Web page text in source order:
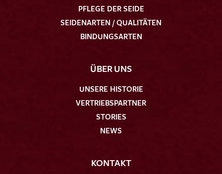
PFLEGE DER SEIDE
SEIDENARTEN / QUALITÄTEN
BINDUNGSARTEN
ÜBER UNS
UNSERE HISTORIE
VERTRIEBSPARTNER
STORIES
NEWS
KONTAKT